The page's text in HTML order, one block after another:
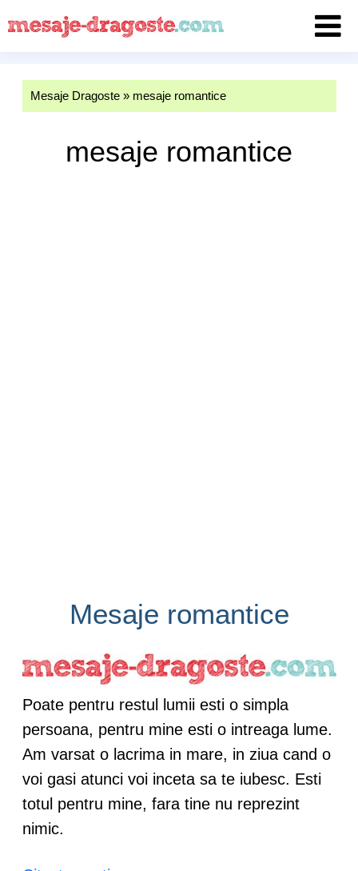
Mesaje Dragoste» mesaje romantice
mesaje romantice
Mesaje romantice
Poate pentru restul lumii esti o simpla
persoana, pentru mine esti o intreaga lume.
Am varsat o lacrima in mare, in ziua cand o
voi gasi atunci voi inceta sa te iubesc. Esti
totul pentru mine, fara tine nu reprezint
nimic.